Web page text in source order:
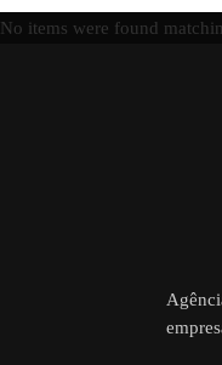
No items were found